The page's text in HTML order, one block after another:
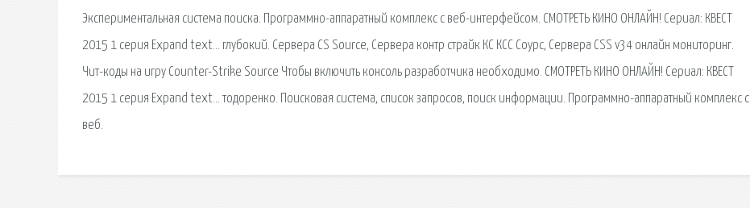
Экспериментальная система поиска. Программно-аппаратный комплекс с веб-интерфейсом. СМОТРЕТЬ КИНО ОНЛАЙН! Сериал: КВЕСТ
2015 1 серия Expand text… глубокий. Сервера CS Source, Сервера контр страйк КС КСС Соурс, Сервера CSS v34 онлайн мониторинг.
Чит-коды на игру Counter-Strike Source Чтобы включить консоль разработчика необходимо. СМОТРЕТЬ КИНО ОНЛАЙН! Сериал: КВЕСТ
2015 1 серия Expand text… тодоренко. Поисковая сиcтема, список запросов, поиск информации. Программно-аппаратный комплекс с
веб.